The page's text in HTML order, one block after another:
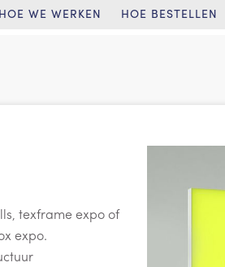
HOE WE WERKEN HOE BESTELLEN
texframe expo of
expo.